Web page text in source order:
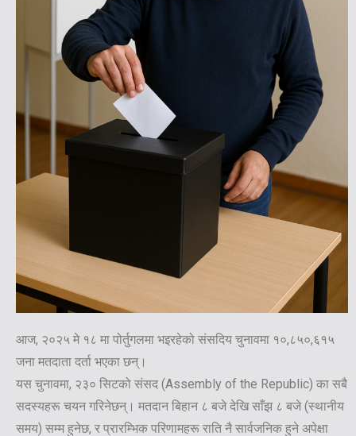
आज, २०२५ मे १८ मा पोर्तुगलमा भइरहेको संसदिय चुनावमा १०,८५०,६१५
जना मतदाता दर्ता भएका छन्।
यस चुनावमा, २३० सिटको संसद (Assembly of the Republic) का सबै
सदस्यहरू चयन गरिनेछन्। मतदान बिहान ८ बजे देखि साँझ ८ बजे (स्थानीय
समय) सम्म हुनेछ, र प्रारम्भिक परिणामहरू राति नै सार्वजनिक हुने अपेक्षा